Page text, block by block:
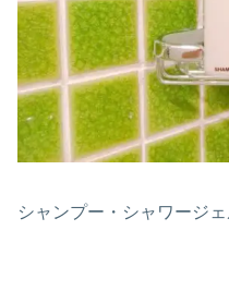
シャンプー・シャワージ